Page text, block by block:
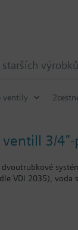
výrobků
ventily
ventill 3/
VDI 2035),
Siemens